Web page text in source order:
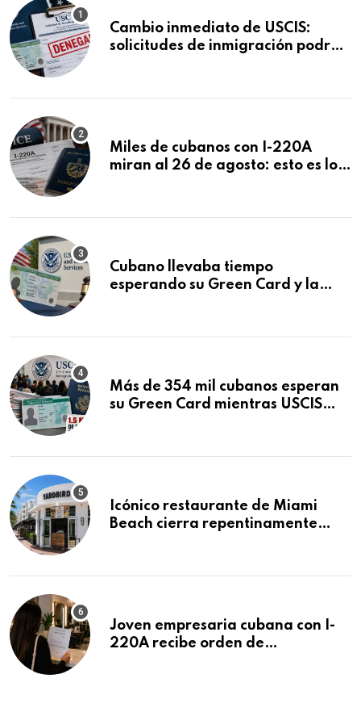
Cambio inmediato de USCIS:
solicitudes de inmigración podrán
Miles de cubanos con I-220A
miran al 26 de agosto: esto es lo
Cubano llevaba tiempo
esperando su Green Card y la
Más de 354 mil cubanos esperan
su Green Card mientras USCIS
Icónico restaurante de Miami
Beach cierra repentinamente
Joven empresaria cubana con I-
220A recibe orden de